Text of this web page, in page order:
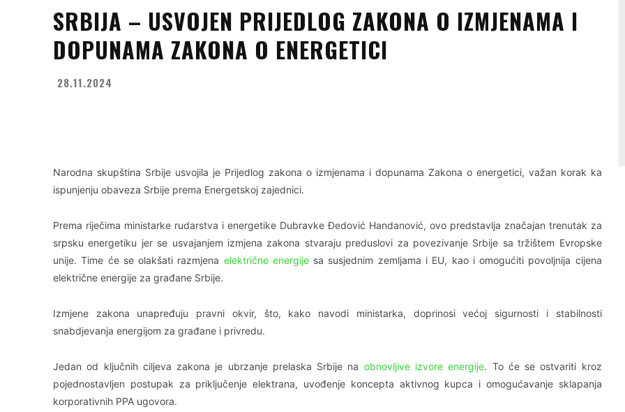
SRBIJA – USVOJEN PRIJEDLOG ZAKONA O IZMJENAMA I
DOPUNAMA ZAKONA O ENERGETICI
28.11.2024
Narodna skupština Srbije usvojila je Prijedlog zakona o izmjenama i dopunama Zakona o energetici, važan korak ka
ispunjenju obaveza Srbije prema Energetskoj zajednici.
Prema riječima ministarke rudarstva i energetike Dubravke Đedović Handanović, ovo predstavlja značajan trenutak za
srpsku energetiku jer se usvajanjem izmjena zakona stvaraju preduslovi za povezivanje Srbije sa tržištem Evropske
unije. Time će se olakšati razmjena električne energijesa susjednim zemljama i EU, kao i omogućiti povoljnija cijena
električne energije za građane Srbije.
Izmjene zakona unapređuju pravni okvir, što, kako navodi ministarka, doprinosi većoj sigurnosti i stabilnosti
snabdjevanja energijom za građane i privredu.
Jedan od ključnih ciljeva zakona je ubrzanje prelaska Srbije na obnovljive izvore energije. To će se ostvariti kroz
pojednostavljen postupak za priključenje elektrana, uvođenje koncepta aktivnog kupca i omogućavanje sklapanja
korporativnih PPA ugovora.